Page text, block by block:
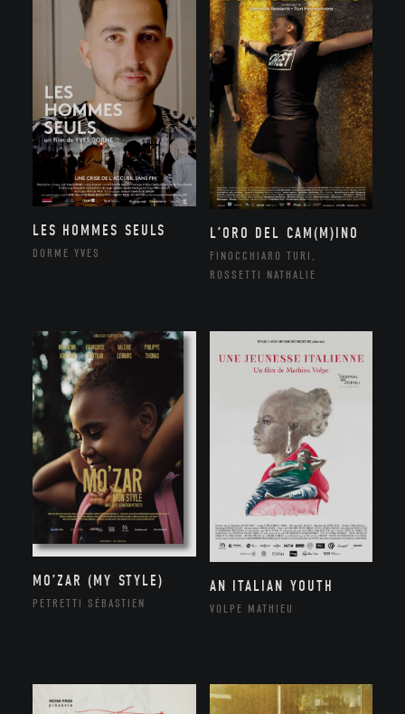
LES HOMMES SEULS
DORME YVES
L’ORO DEL CAM(M)INO
FINOCCHIARO TURI,
ROSSETTI NATHALIE
MO’ZAR (MY STYLE)
PETRETTI SÉBASTIEN
AN ITALIAN YOUTH
VOLPE MATHIEU